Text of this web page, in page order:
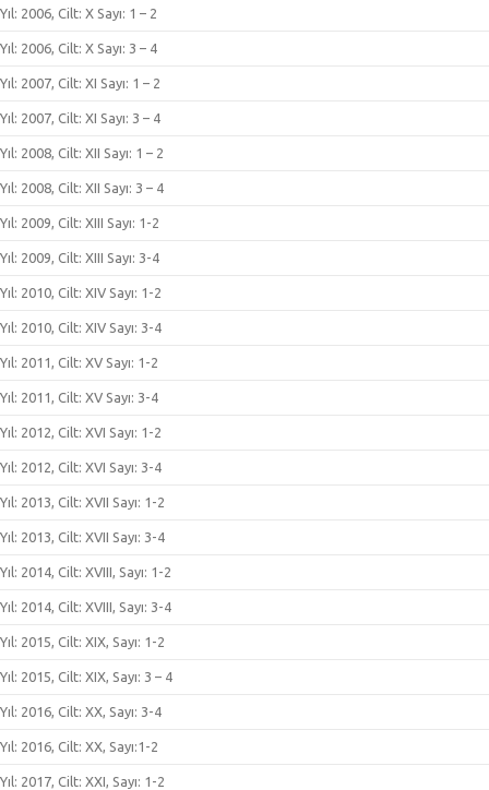
Yıl: 2006, Cilt: X Sayı: 1 – 2
Yıl: 2006, Cilt: X Sayı: 3 – 4
Yıl: 2007, Cilt: XI Sayı: 1 – 2
Yıl: 2007, Cilt: XI Sayı: 3 – 4
Yıl: 2008, Cilt: XII Sayı: 1 – 2
Yıl: 2008, Cilt: XII Sayı: 3 – 4
Yıl: 2009, Cilt: XIII Sayı: 1-2
Yıl: 2009, Cilt: XIII Sayı: 3-4
Yıl: 2010, Cilt: XIV Sayı: 1-2
Yıl: 2010, Cilt: XIV Sayı: 3-4
Yıl: 2011, Cilt: XV Sayı: 1-2
Yıl: 2011, Cilt: XV Sayı: 3-4
Yıl: 2012, Cilt: XVI Sayı: 1-2
Yıl: 2012, Cilt: XVI Sayı: 3-4
Yıl: 2013, Cilt: XVII Sayı: 1-2
Yıl: 2013, Cilt: XVII Sayı: 3-4
Yıl: 2014, Cilt: XVIII, Sayı: 1-2
Yıl: 2014, Cilt: XVIII, Sayı: 3-4
Yıl: 2015, Cilt: XIX, Sayı: 1-2
Yıl: 2015, Cilt: XIX, Sayı: 3 – 4
Yıl: 2016, Cilt: XX, Sayı: 3-4
Yıl: 2016, Cilt: XX, Sayı:1-2
Yıl: 2017, Cilt: XXI, Sayı: 1-2